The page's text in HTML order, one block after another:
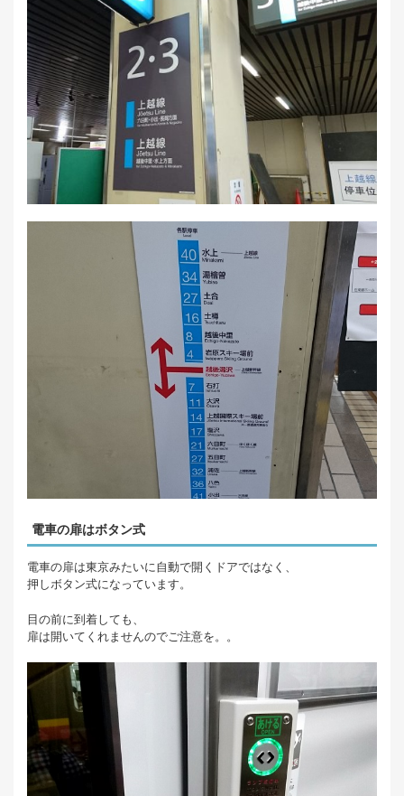
電車の扉はボタン式
電車の扉は東京みたいに自動で開くドアではなく、
押しボタン式になっています。
目の前に到着しても、
扉は開いてくれませんのでご注意を。。